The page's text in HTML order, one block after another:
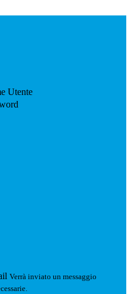
Utente
Verrà inviato un messaggio